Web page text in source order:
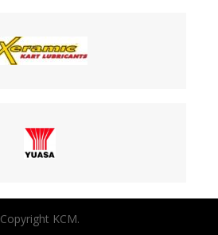
Copyright KCM.